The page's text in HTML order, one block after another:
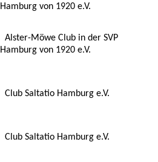
Hamburg von 1920 e.V.
Alster-Möwe Club in der SVP
Hamburg von 1920 e.V.
Club Saltatio Hamburg e.V.
Club Saltatio Hamburg e.V.